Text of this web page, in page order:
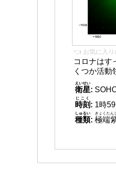
👈 お気に入り
コロナはす
くつか活動
衛星
えいせい
:
時刻
じこく
: 1時
種類
しゅるい
: 極端
きょくたん